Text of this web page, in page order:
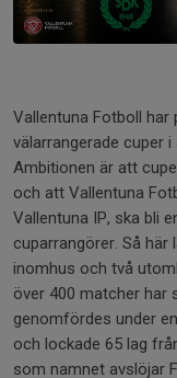
Vallentuna Fotboll har
välarrangerade cuper
Ambitionen är att
och att Vallentuna
Vallentuna IP, ska bli
cuparrangörer. Så
inomhus och två
över 400 matcher har
genomfördes under
och lockade 65 lag
som namnet avslöjar